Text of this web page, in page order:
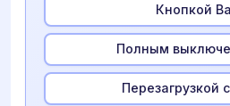
Кнопкой
Полным
Перезагрузкой